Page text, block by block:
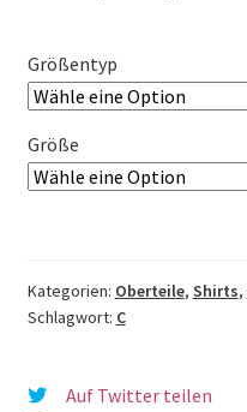
Größentyp
Größe
Kategorien: Oberteile, Shirts,
Schlagwort: C
Auf Twitter teilen